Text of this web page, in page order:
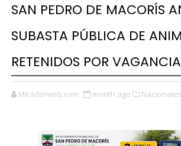
SAN PEDRO DE MACORÍS
SUBASTA PÚBLICA DE
RETENIDOS POR VAGANCIA
Miradorweb.com month ago